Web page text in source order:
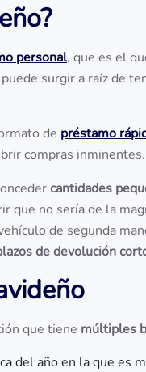
personal, que es el
surgir a raíz de
de préstamo
compras inminentes.
cantidades
que no sería de la
de segunda
de devolución
que tiene múltiples
del año en la que es